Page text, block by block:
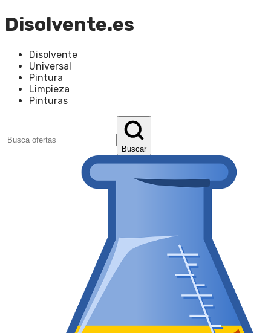
Disolvente.es
Disolvente
Universal
Pintura
Limpieza
Pinturas
Buscar